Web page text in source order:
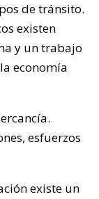
de tránsito.
existen
y un trabajo
economía
esfuerzos
existe un